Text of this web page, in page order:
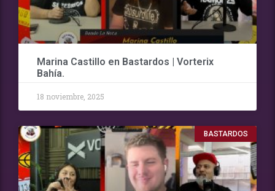
Marina Castillo en Bastardos | Vorterix
Bahía.
18 noviembre, 2025
BASTARDOS